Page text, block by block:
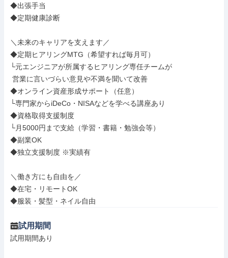
◆出張手当
◆定期健康診断
＼未来のキャリアを支えます／
◆定期ヒアリングMTG（希望すれば毎月可）
└元エンジニアが所属するヒアリング専任チームが
◆オンライン資産形成サポート（任意）
└専門家からiDeCo・NISAなどを学べる講座あり
◆資格取得支援制度
└月5000円まで支給（学習・書籍・勉強会等）
◆副業OK
◆独立支援制度 ※実績有
＼働き方にも自由を／
◆在宅・リモートOK
◆服装・髪型・ネイル自由
試用期間
試用期間あり